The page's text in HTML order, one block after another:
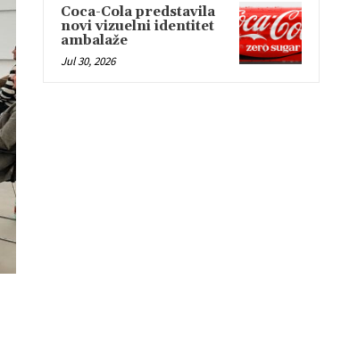
Coca-Cola predstavila
novi vizuelni identitet
ambalaže
Jul 30, 2026